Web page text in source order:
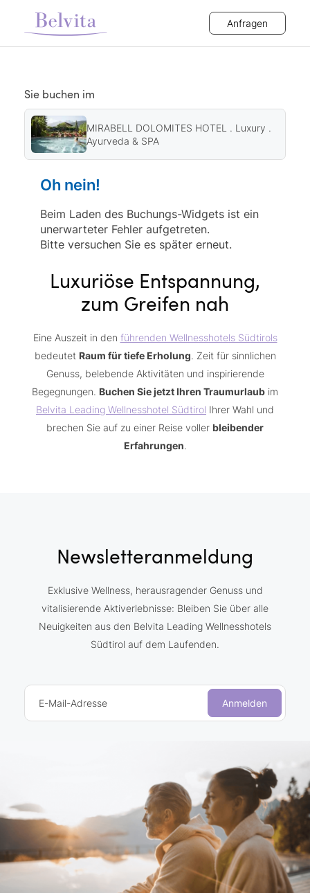
Anfragen
Sie buchen im
MIRABELL DOLOMITES HOTEL . Luxury .
Ayurveda & SPA
Oh nein!
Beim Laden des Buchungs-Widgets ist ein
unerwarteter Fehler aufgetreten.
Bitte versuchen Sie es später erneut.
Luxuriöse Entspannung,
zum Greifen nah
Eine Auszeit in den führenden Wellnesshotels Südtirols
bedeutet Raum für tiefe Erholung. Zeit für sinnlichen
Genuss, belebende Aktivitäten und inspirierende
Begegnungen. Buchen Sie jetzt Ihren Traumurlaub im
Belvita Leading Wellnesshotel Südtirol Ihrer Wahl und
brechen Sie auf zu einer Reise voller bleibender
Erfahrungen.
Newsletteranmeldung
Exklusive Wellness, herausragender Genuss und
vitalisierende Aktiverlebnisse: Bleiben Sie über alle
Neuigkeiten aus den Belvita Leading Wellnesshotels
Südtirol auf dem Laufenden.
E-Mail-Adresse Anmelden